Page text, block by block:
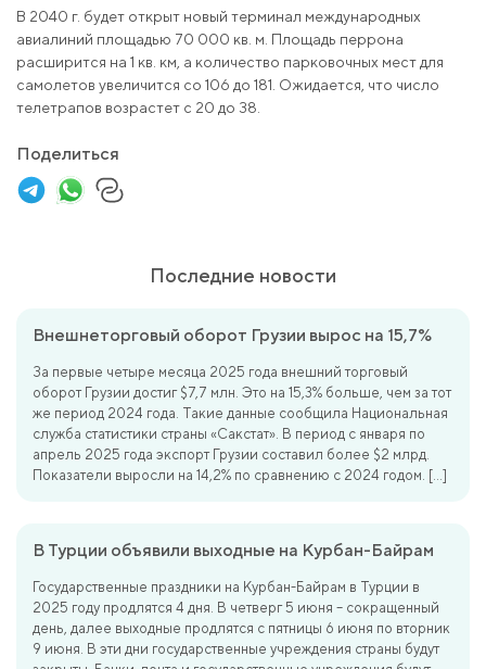
В 2040 г. будет открыт новый терминал международных
авиалиний площадью 70 000 кв. м. Площадь перрона
расширится на 1 кв. км, а количество парковочных мест для
самолетов увеличится со 106 до 181. Ожидается, что число
телетрапов возрастет с 20 до 38.
Поделиться
Последние новости
Внешнеторговый оборот Грузии вырос на 15,7%
За первые четыре месяца 2025 года внешний торговый
оборот Грузии достиг $7,7 млн. Это на 15,3% больше, чем за тот
же период 2024 года. Такие данные сообщила Национальная
служба статистики страны «Сакстат». В период с января по
апрель 2025 года экспорт Грузии составил более $2 млрд.
Показатели выросли на 14,2% по сравнению с 2024 годом. […]
В Турции объявили выходные на Курбан-Байрам
Государственные праздники на Курбан-Байрам в Турции в
2025 году продлятся 4 дня. В четверг 5 июня – сокращенный
день, далее выходные продлятся с пятницы 6 июня по вторник
9 июня. В эти дни государственные учреждения страны будут